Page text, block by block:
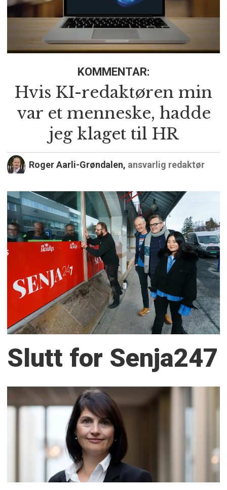
KOMMENTAR:
Hvis KI-redaktøren min
var et menneske, hadde
jeg klaget til HR
Roger Aarli-Grøndalen, ansvarlig redaktør
Slutt for Senja247